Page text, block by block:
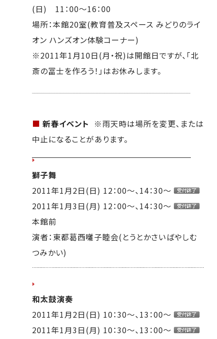
(日) 11：00～16：00
場所：本館20室(教育普及スペース みどりのライ
オン ハンズオン体験コーナー)
※2011年1月10日(月・祝)は開館日ですが、「北
斎の冨士を作ろう！」はお休みします。
■ 新春イベント ※雨天時は場所を変更、または
中止になることがあります。
獅子舞
2011年1月2日(日) 12：00～、14：30～
2011年1月3日(月) 12：00～、14：30～
本館前
演者：東都葛西囃子睦会(とうとかさいばやしむ
つみかい)
和太鼓演奏
2011年1月2日(日) 10：30～、13：00～
2011年1月3日(月) 10：30～、13：00～